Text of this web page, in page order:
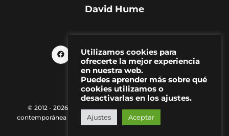
David Hume
© 2012 - 2026 MAKMA | Revista de artes visuales y cultura
contemporánea |
Política de Privacidad|Aviso Legal
Utilizamos cookies para
ofrecerte la mejor experiencia
en nuestra web.
Puedes aprender más sobre qué
cookies utilizamos o
desactivarlas en los ajustes.
Ajustes Aceptar